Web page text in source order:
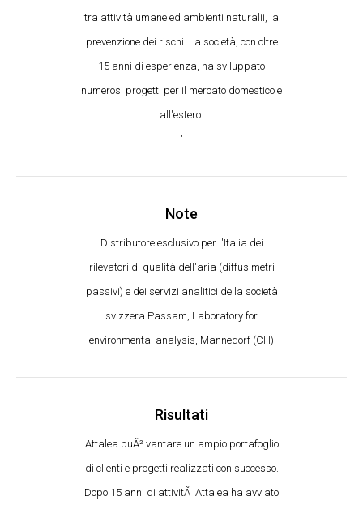
tra attività umane ed ambienti naturalii, la
prevenzione dei rischi. La società, con oltre
15 anni di esperienza, ha sviluppato
numerosi progetti per il mercato domestico e
all'estero.
"
Note
Distributore esclusivo per l'Italia dei
rilevatori di qualità dell'aria (diffusimetri
passivi) e dei servizi analitici della società
svizzera Passam, Laboratory for
environmental analysis, Mannedorf (CH)
Risultati
Attalea puÃ² vantare un ampio portafoglio
di clienti e progetti realizzati con successo.
Dopo 15 anni di attivitÃ Attalea ha avviato